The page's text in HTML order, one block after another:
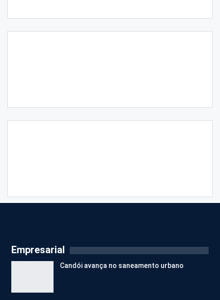
Empresarial
Candói avança no saneamento urbano